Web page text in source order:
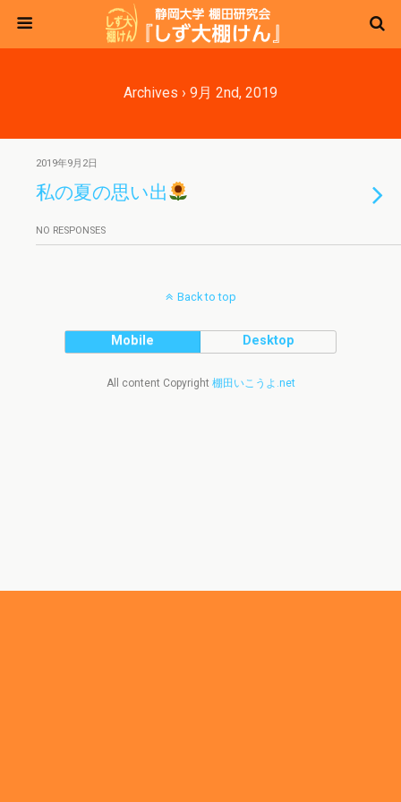
Archives › 9月 2nd, 2019
2019年9月2日
私の夏の思い出
NO RESPONSES
Back to top
Mobile Desktop
All content Copyright 棚田いこうよ.net